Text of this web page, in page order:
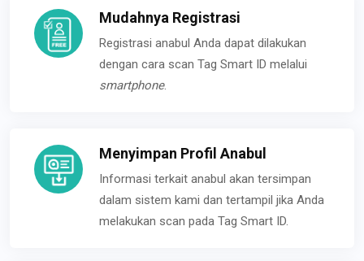
Mudahnya Registrasi
Registrasi anabul Anda dapat dilakukan
dengan cara scan Tag Smart ID melalui
smartphone.
Menyimpan Profil Anabul
Informasi terkait anabul akan tersimpan
dalam sistem kami dan tertampil jika Anda
melakukan scan pada Tag Smart ID.